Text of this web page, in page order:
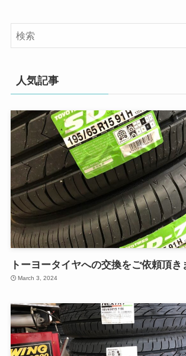
人気記事
トーヨータイヤへの交換をご依頼頂き
March 3, 2024